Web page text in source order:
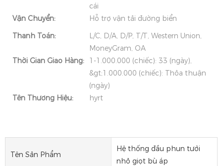
cái
Vận Chuyển:
Hỗ trợ vận tải đường biển
Thanh Toán:
L/C, D/A, D/P, T/T, Western Union,
MoneyGram, OA
Thời Gian Giao Hàng:
1-1.000.000 (chiếc): 33 (ngày),
&gt;1.000.000 (chiếc): Thỏa thuận
(ngày)
Tên Thương Hiệu:
hyrt
Tên Sản Phẩm
Hệ thống đầu phun tưới
nhỏ giọt bù áp